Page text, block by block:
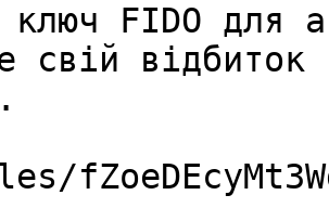
ключ FIDO для
свій